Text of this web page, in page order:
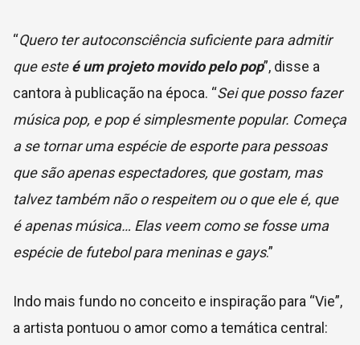
“Quero ter autoconsciência suficiente para admitir
que esteé um projeto movido pelo pop”, disse a
cantora à publicação na época. “Sei que posso fazer
música pop, e pop é simplesmente popular. Começa
a se tornar uma espécie de esporte para pessoas
que são apenas espectadores, que gostam, mas
talvez também não o respeitem ou o que ele é, que
é apenas música… Elas veem como se fosse uma
espécie de futebol para meninas e gays.”
Indo mais fundo no conceito e inspiração para “Vie”,
a artista pontuou o amor como a temática central: